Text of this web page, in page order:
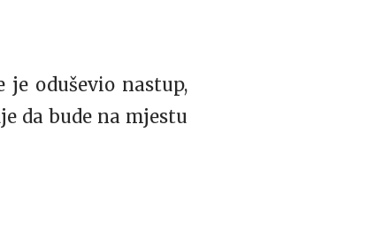
je oduševio nastup,
da bude na mjestu